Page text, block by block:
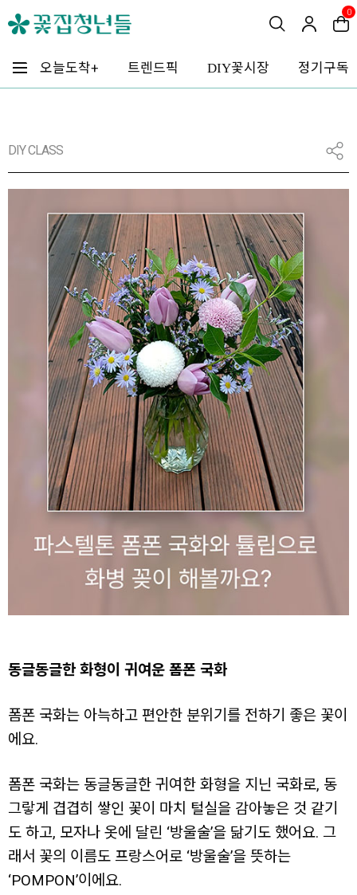
0
오늘도착+ 트렌드픽 DIY꽃시장 정기구독
DIY CLASS
동글동글한 화형이 귀여운 폼폰 국화
폼폰 국화는 아늑하고 편안한 분위기를 전하기 좋은 꽃이
에요.
폼폰 국화는 동글동글한 귀여한 화형을 지닌 국화로, 동
그랗게 겹겹히 쌓인 꽃이 마치 털실을 감아놓은 것 같기
도 하고, 모자나 옷에 달린 ‘방울술’을 닮기도 했어요. 그
래서 꽃의 이름도 프랑스어로 ‘방울술’을 뜻하는
‘POMPON’이에요.